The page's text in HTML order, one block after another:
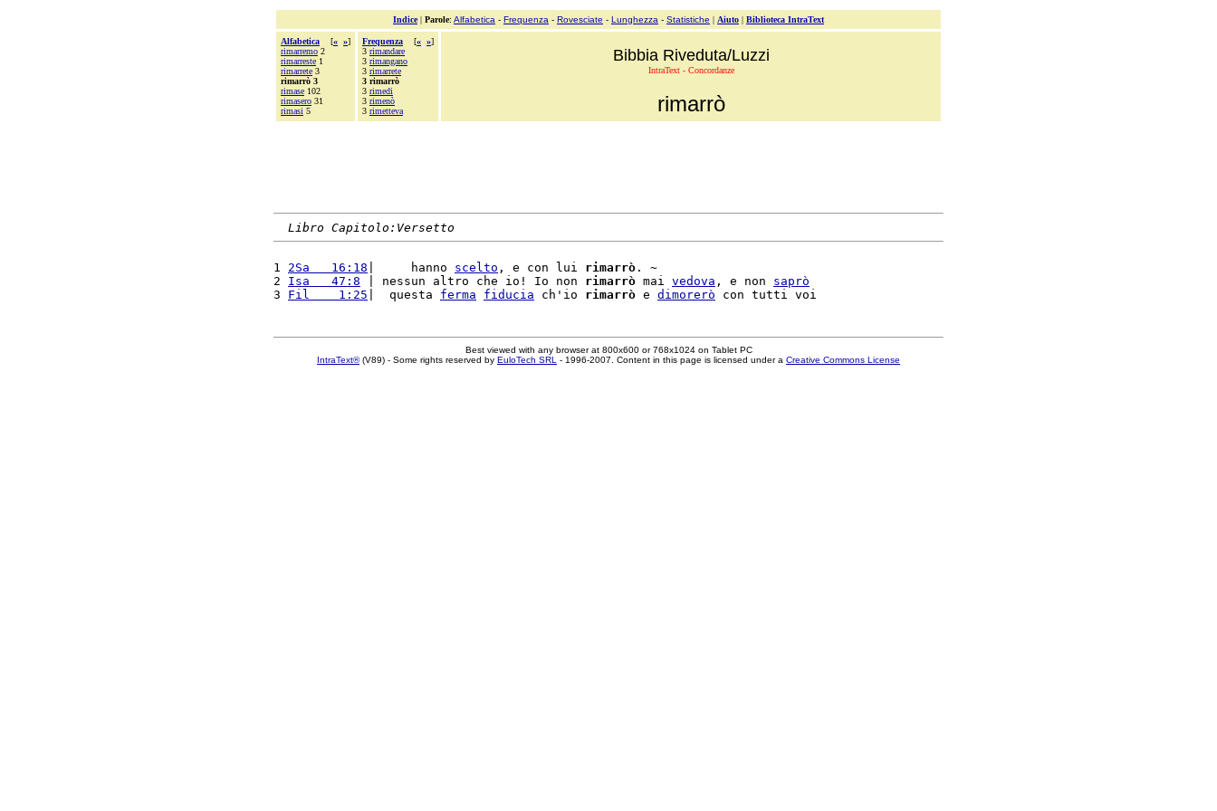
Indice| Parole: Alfabetica - Frequenza - Rovesciate - Lunghezza - Statistiche | Aiuto | Biblioteca IntraText
Alfabetica [« »]
rimarremo 2
rimarreste 1
rimarrete 3
rimarrò 3
rimase 102
rimasero 31
rimasi 5
Frequenza [« »]
3 rimandare
3 rimangano
3 rimarrete
3 rimarrò
3 rimedi
3 rimenò
3 rimetteva
Bibbia Riveduta/Luzzi
IntraText - Concordanze
rimarrò
Libro Capitolo:Versetto
1 2Sa   16:18 |     hanno scelto , e con lui rimarrò . ~
2 Isa   47:8 | nessun altro che io! Io non rimarrò mai vedova , e non saprò
3 Fil    1:25 |  questa ferma fiducia ch'io rimarrò e dimorerò
Best viewed with any browser at 800x600 or 768x1024 on Tablet PC
IntraText®(V89) - Some rights reserved by EuloTech SRL - 1996-2007. Content in this page is licensed under a Creative Commons License